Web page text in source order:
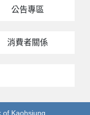
公告專區
消費者關係
Kaohsiung